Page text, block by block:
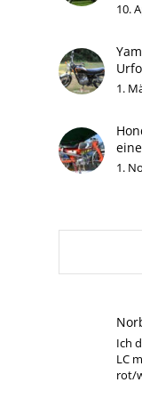
10.
1.
1.
Ich
LC
rot/